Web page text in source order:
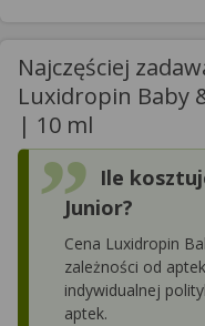
Najczęściej
Luxidropin Baby
| 10 ml
Ile
Junior?
Cena Luxidropin
zależności od
indywidualnej
aptek.